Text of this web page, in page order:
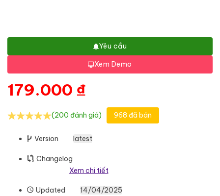
Yêu cầu
Xem Demo
179.000 ₫
(200 đánh giá) 968 đã bán
Version latest
Changelog
Xem chi tiết
Updated 14/04/2025